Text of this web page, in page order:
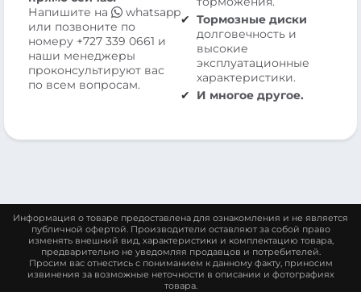
Напишите на
whatsapp
или позвоните по
номеру +727 339 0661 и
наши менеджеры
проконсультируют вас
по всем вопросам.
Тормозные диски
долговечность и
высокие
эксплуатационные
характеристики.
И многое другое.
Информация о товаре предоставлена для ознакомления и не является
публичной офертой. Производители оставляют за собой право
изменять внешний вид, характеристики и комплектацию товара,
предварительно не уведомляя продавцов и потребителей.
Просим вас отнестись с пониманием к данному факту, приносим
извинения за возможные неточности в описании и фотографиях
товара.